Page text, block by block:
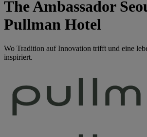
The Ambassador
Pullman Hotel
Wo Tradition auf Innovation trifft und eine
inspiriert.